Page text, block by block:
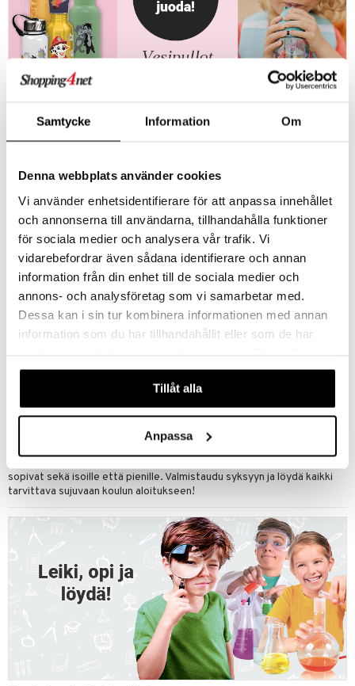
Samtycke Information Om
Denna webbplats använder cookies
Vi använder enhetsidentifierare för att anpassa innehållet
och annonserna till användarna, tillhandahålla funktioner
för sociala medier och analysera vår trafik. Vi
vidarebefordrar även sådana identifierare och annan
information från din enhet till de sociala medier och
annons- och analysföretag som vi samarbetar med.
Dessa kan i sin tur kombinera informationen med annan
information som du har tillhandahållit eller som de har
våra cookies vid fortsatt användande av vår webbplats.
Tillåt alla
Anpassa
Lataa kehosi!
Lapset ovat erittäin aktiivisia päivisin. He leikkivät, juoksevat ja
nestetasapainon ylläpitäminen. Hauskan vesipullon avulla on helpompi
muistaa juoda riittävästi ja säännöllisesti!
Ruokaa ja juomaa liikkeellä!
Tee arjesta hieman helpompaa käytännöllisillä eväslaatikoilla ja
juomapulloilla uuden lukukauden alkaessa. Täydellisiä kouluun, retkille,
treeneihin ja päivän kaikkiin seikkailuihin. Täältä löydät fiksuja ja
sopivat sekä isoille että pienille. Valmistaudu syksyyn ja löydä kaikki
tarvittava sujuvaan koulun aloitukseen!